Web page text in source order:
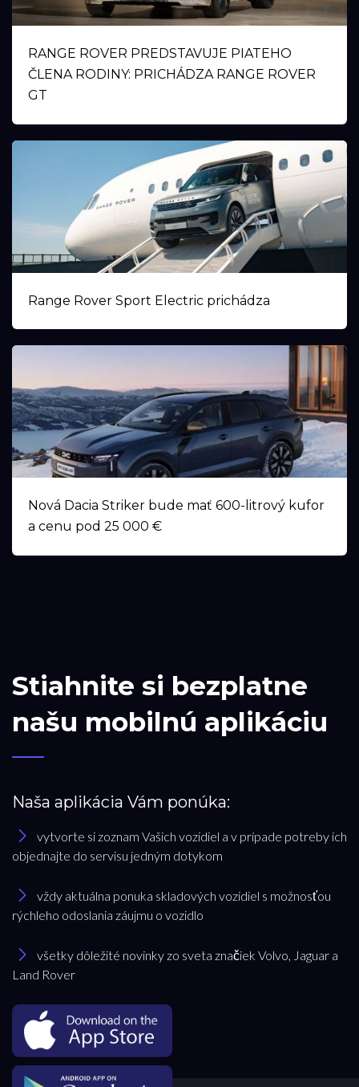
RANGE ROVER PREDSTAVUJE PIATEHO
ČLENA RODINY: PRICHÁDZA RANGE ROVER
GT
Range Rover Sport Electric prichádza
Nová Dacia Striker bude mať 600-litrový kufor
a cenu pod 25 000 €
Stiahnite si bezplatne
našu mobilnú aplikáciu
Naša aplikácia Vám ponúka:
vytvorte si zoznam Vašich vozidiel a v prípade potreby ich
objednajte do servisu jedným dotykom
vždy aktuálna ponuka skladových vozidiel s možnosťou
rýchleho odoslania záujmu o vozidlo
všetky dôležité novinky zo sveta značiek Volvo, Jaguar a
Land Rover